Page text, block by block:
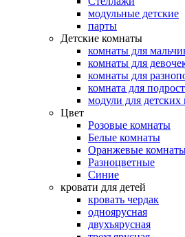
модульные детские
парты
Детские комнаты
комнаты для
комнаты для
комнаты для
комната для
модули для детских
Цвет
Розовые комнаты
Белые комнаты
Оранжевые
Разноцветные
Синие
кровати для детей
кровать чердак
одноярусная
двухъярусная